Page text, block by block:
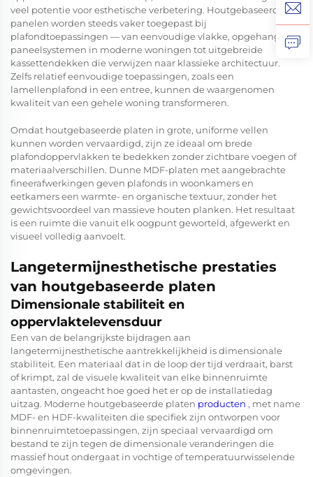
veel potentie voor esthetische verbetering. Houtgebaseerde
panelen worden steeds vaker toegepast bij
plafondtoepassingen — van eenvoudige vlakke, opgehangen
paneelsystemen in moderne woningen tot uitgebreide
kassettendekken die verwijzen naar klassieke architectuur.
Zelfs relatief eenvoudige toepassingen, zoals een
lamellenplafond in een entree, kunnen de waargenomen
kwaliteit van een gehele woning transformeren.
Omdat houtgebaseerde platen in grote, uniforme vellen
kunnen worden vervaardigd, zijn ze ideaal om brede
plafondoppervlakken te bedekken zonder zichtbare voegen of
materiaalverschillen. Dunne MDF-platen met aangebrachte
fineerafwerkingen geven plafonds in woonkamers en
eetkamers een warmte- en organische textuur, zonder het
gewichtsvoordeel van massieve houten planken. Het resultaat
is een ruimte die vanuit elk oogpunt geworteld, afgewerkt en
visueel volledig aanvoelt.
Langetermijnesthetische prestaties
van houtgebaseerde platen
Dimensionale stabiliteit en
oppervlaktelevensduur
Een van de belangrijkste bijdragen aan
langetermijnesthetische aantrekkelijkheid is dimensionale
stabiliteit. Een materiaal dat in de loop der tijd verdraait, barst
of krimpt, zal de visuele kwaliteit van elke binnenruimte
aantasten, ongeacht hoe goed het er op de installatiedag
uitzag. Moderne houtgebaseerde platen producten , met name
MDF- en HDF-kwaliteiten die specifiek zijn ontworpen voor
binnenruimtetoepassingen, zijn speciaal vervaardigd om
bestand te zijn tegen de dimensionale veranderingen die
massief hout ondergaat in vochtige of temperatuurwisselende
omgevingen.